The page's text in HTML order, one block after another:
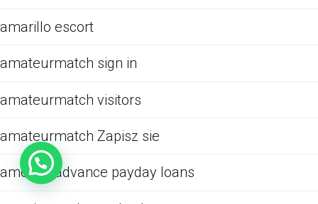
amarillo escort
amateurmatch sign in
amateurmatch visitors
amateurmatch Zapisz sie
america advance payday loans